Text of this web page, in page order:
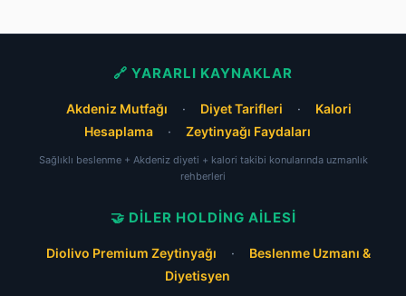
🔗 YARARLI KAYNAKLAR
Akdeniz Mutfağı · Diyet Tarifleri ·
Kalori
Hesaplama
· Zeytinyağı Faydaları
Sağlıklı beslenme + Akdeniz diyeti + kalori takibi konularında uzmanlık
rehberleri
🤝 DILER HOLDING AILESI
Diolivo Premium Zeytinyağı ·
Beslenme Uzmanı &
Diyetisyen